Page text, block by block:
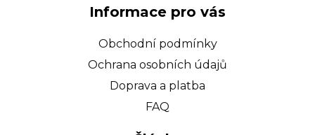
Informace pro vás
Obchodní podmínky
Ochrana osobních údajů
Doprava a platba
FAQ